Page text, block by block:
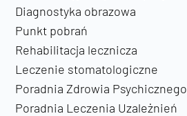
Diagnostyka obrazowa
Punkt pobrań
Rehabilitacja lecznicza
Leczenie stomatologiczne
Poradnia Zdrowia Psychicznego
Poradnia Leczenia Uzależnień